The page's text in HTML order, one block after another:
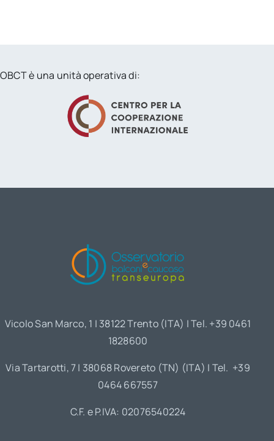
OBCT è una unità operativa di:
Vicolo San Marco, 1 | 38122 Trento (ITA) | Tel. +39 0461
1828600
Via Tartarotti, 7 | 38068 Rovereto (TN) (ITA) | Tel. +39
0464 667557
C.F. e P.IVA: 02076540224